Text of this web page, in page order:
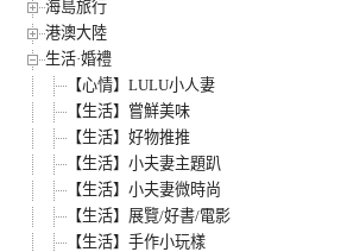
海島旅行
港澳大陸
生活·婚禮
【心情】LULU小人妻
【生活】嘗鮮美味
【生活】好物推推
【生活】小夫妻主題趴
【生活】小夫妻微時尚
【生活】展覽/好書/電影
【生活】手作小玩樣